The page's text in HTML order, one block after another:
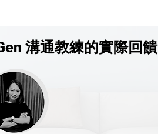
溝通教練的實際回饋